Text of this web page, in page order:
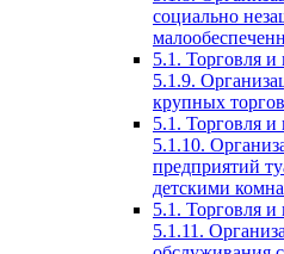
социально
5.1. Торговля
5.1.9.
крупных
5.1. Торговля
5.1.10.
предприятий
детскими
5.1. Торговля
5.1.11.